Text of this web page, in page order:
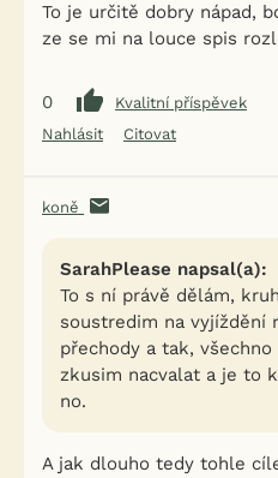
To je určitě dobry nápad,
ze se mi na louce spis
0
Kvalitní příspěvek
Nahlásit
Citovat
koně
SarahPlease napsal(a):
To s ní právě dělám,
soustredim na vyjíždění
přechody a tak,
zkusim nacvalat a je to
no.
A jak dlouho tedy tohle